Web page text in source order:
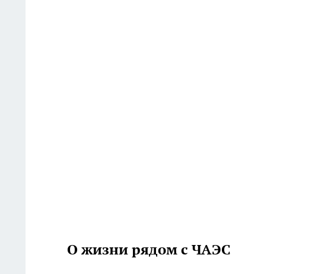
О жизни рядом с ЧАЭС